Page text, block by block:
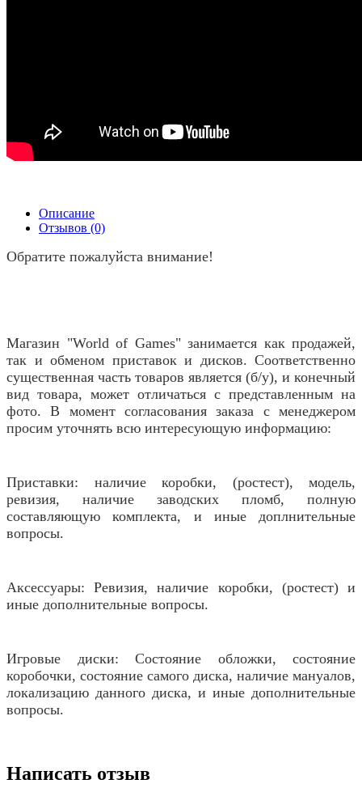
Описание
Отзывов (0)
Обратите пожалуйста внимание!
Магазин "World of Games" занимается как продажей,
так и обменом приставок и дисков. Соответственно
существенная часть товаров является (б/у), и конечный
вид товара, может отличаться с представленным на
фото. В момент согласования заказа с менеджером
просим уточнять всю интересующую информацию:
Приставки: наличие коробки, (ростест), модель,
ревизия, наличие заводских пломб, полную
составляющую комплекта, и иные доплнительные
вопросы.
Аксессуары: Ревизия, наличие коробки, (ростест) и
иные дополнительные вопросы.
Игровые диски: Состояние обложки, состояние
коробочки, состояние самого диска, наличие мануалов,
локализацию данного диска, и иные дополнительные
вопросы.
Написать отзыв